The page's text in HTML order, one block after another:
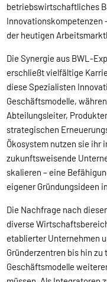
betriebswirtschaftliches
Innovationskompetenzen
der heutigen
Die Synergie aus BWL-
erschließt vielfältige
diese Spezialisten
Geschäftsmodelle,
Abteilungsleiter,
strategischen
Ökosystem nutzen sie ihr
zukunftsweisende
skalieren – eine
eigener Gründungsideen
Die Nachfrage nach
diverse
etablierter Unternehmen
Gründerzentren bis hin
Geschäftsmodelle